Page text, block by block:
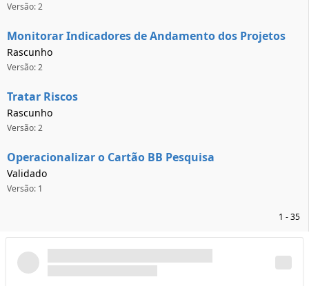
Versão: 2
Monitorar Indicadores de Andamento dos Projetos
Rascunho
Versão: 2
Tratar Riscos
Rascunho
Versão: 2
Operacionalizar o Cartão BB Pesquisa
Validado
Versão: 1
1 - 35